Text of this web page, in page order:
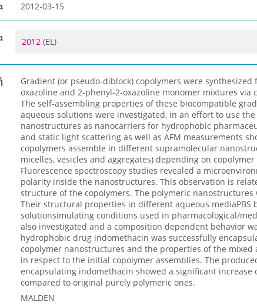
2012-03-15
2012 (EL)
Gradient (or pseudo-diblock) copolymers were synthesized
oxazoline and 2-phenyl-2-oxazoline monomer mixtures via
The self-assembling properties of these biocompatible
aqueous solutions were investigated, in an effort to use
nanostructures as nanocarriers for hydrophobic
and static light scattering as well as AFM measurements
copolymers assemble in different supramolecular
micelles, vesicles and aggregates) depending on
Fluorescence spectroscopy studies revealed a
polarity inside the nanostructures. This observation is
structure of the copolymers. The polymeric
Their structural properties in different aqueous mediaPBS
solutionsimulating conditions used in pharmacological/
also investigated and a composition dependent behavior
hydrophobic drug indomethacin was successfully
copolymer nanostructures and the properties of the mixed
in respect to the initial copolymer assemblies. The
encapsulating indomethacin showed a significant increase
compared to original purely polymeric ones.
MALDEN